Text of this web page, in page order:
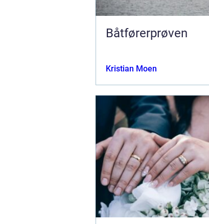
Båtførerprøven
Kristian Moen